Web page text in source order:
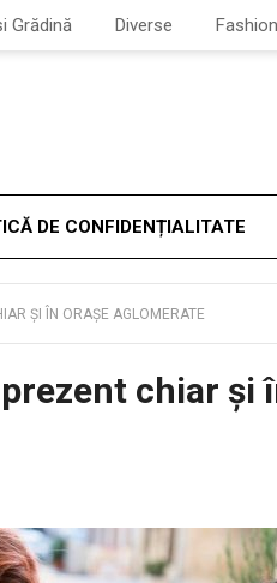
Grădină Diverse Fashion
DE CONFIDENȚIALITATE
ȘI ÎN ORAȘE AGLOMERATE
chiar și